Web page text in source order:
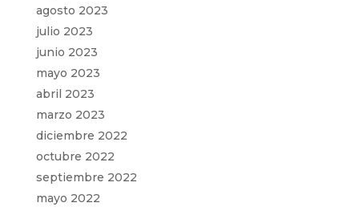
agosto 2023
julio 2023
junio 2023
mayo 2023
abril 2023
marzo 2023
diciembre 2022
octubre 2022
septiembre 2022
mayo 2022